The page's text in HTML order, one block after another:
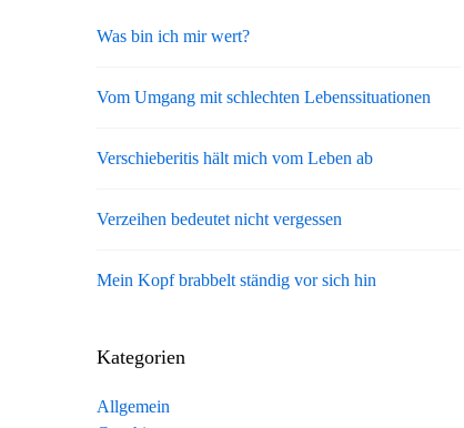
Was bin ich mir wert?
Vom Umgang mit schlechten Lebenssituationen
Verschieberitis hält mich vom Leben ab
Verzeihen bedeutet nicht vergessen
Mein Kopf brabbelt ständig vor sich hin
Kategorien
Allgemein